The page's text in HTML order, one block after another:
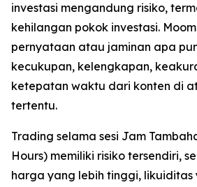
investasi mengandung risiko,
kehilangan pokok investasi.
pernyataan atau jaminan apa
kecukupan, kelengkapan,
ketepatan waktu dari konten di
tertentu.
Trading selama sesi Jam
Hours) memiliki risiko tersendiri,
harga yang lebih tinggi, likuiditas